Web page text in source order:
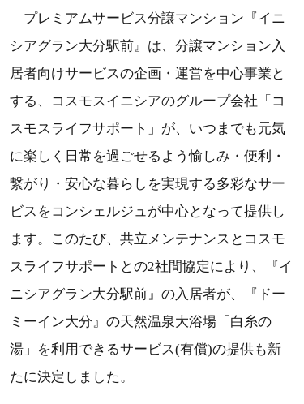
プレミアムサービス分譲マンション『イニ
シアグラン大分駅前』は、分譲マンション入
居者向けサービスの企画・運営を中心事業と
する、コスモスイニシアのグループ会社「コ
スモスライフサポート」が、いつまでも元気
に楽しく日常を過ごせるよう愉しみ・便利・
繋がり・安心な暮らしを実現する多彩なサー
ビスをコンシェルジュが中心となって提供し
ます。このたび、共立メンテナンスとコスモ
スライフサポートとの2社間協定により、『イ
ニシアグラン大分駅前』の入居者が、『ドー
ミーイン大分』の天然温泉大浴場「白糸の
湯」を利用できるサービス(有償)の提供も新
たに決定しました。